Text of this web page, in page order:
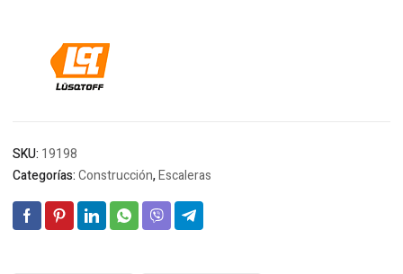
SKU: 19198
Categorías:Construcción,Escaleras